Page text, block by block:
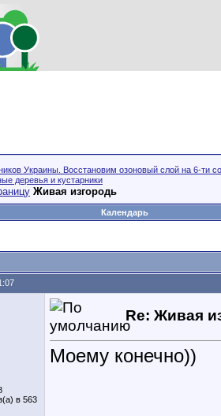
Украины. Восстановим озоновый слой на 6-ти
деревья и кустарники
Живая изгородь
Календарь
в 563
Re: Живая
Моему конечно))